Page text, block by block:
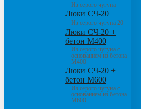
Из серого чугуна
Люки СЧ-20
Из серого чугуна 20
Люки СЧ-20 +
бетон М400
Из серого чугуна с
основанием из бетона
М400
Люки СЧ-20 +
бетон М600
Из серого чугуна с
основанием из бетона
М600